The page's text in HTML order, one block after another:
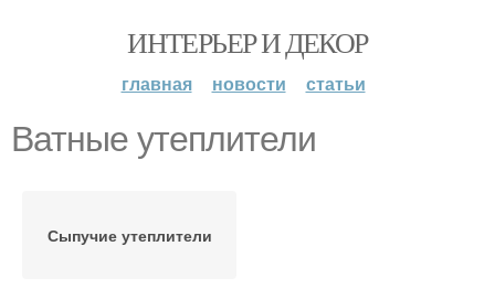
ИНТЕРЬЕР И ДЕКОР
главная новости статьи
Ватные утеплители
Сыпучие утеплители